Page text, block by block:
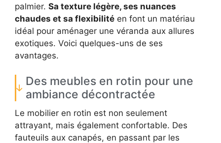
palmier. Sa texture légère, ses nuances
chaudes et sa flexibilité en font un matériau
idéal pour aménager une véranda aux allures
exotiques. Voici quelques-uns de ses
avantages.
Des meubles en rotin pour une
ambiance décontractée
Le mobilier en rotin est non seulement
attrayant, mais également confortable. Des
fauteuils aux canapés, en passant par les